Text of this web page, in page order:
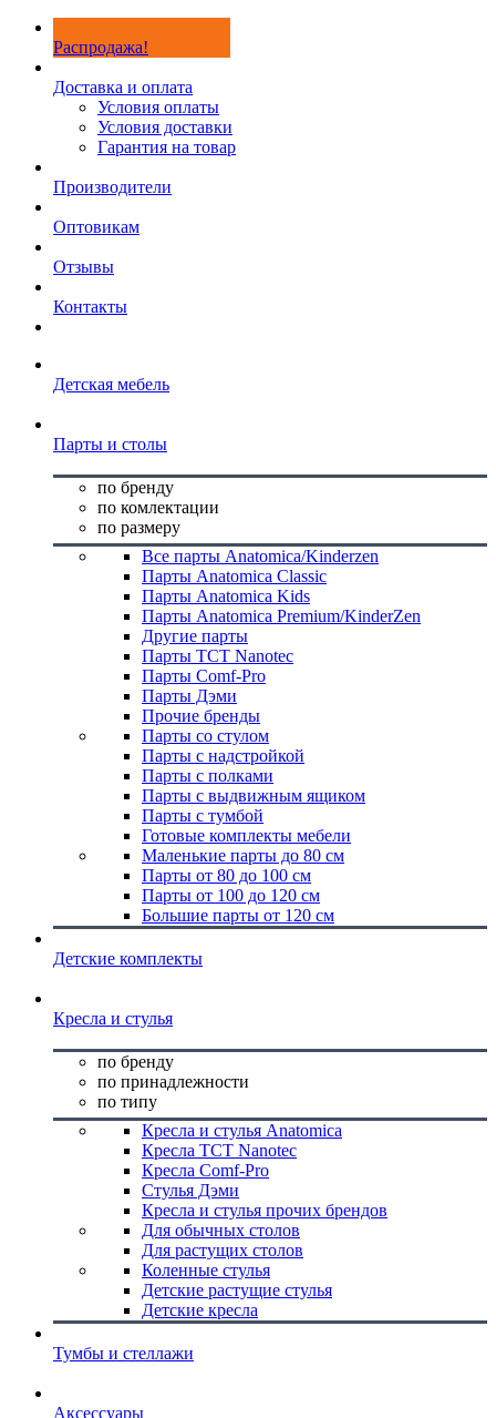
Распродажа!
Доставка и оплата
Условия оплаты
Условия доставки
Гарантия на товар
Производители
Оптовикам
Отзывы
Контакты
Детская мебель
Парты и столы
по бренду
по комлектации
по размеру
Все парты Anatomica/Kinderzen
Парты Anatomica Classic
Парты Anatomica Kids
Парты Anatomica Premium/KinderZen
Другие парты
Парты TCT Nanotec
Парты Comf-Pro
Парты Дэми
Прочие бренды
Парты со стулом
Парты с надстройкой
Парты с полками
Парты с выдвижным ящиком
Парты с тумбой
Готовые комплекты мебели
Маленькие парты до 80 см
Парты от 80 до 100 см
Парты от 100 до 120 см
Большие парты от 120 см
Детские комплекты
Кресла и стулья
по бренду
по принадлежности
по типу
Кресла и стулья Anatomica
Кресла TCT Nanotec
Кресла Comf-Pro
Стулья Дэми
Кресла и стулья прочих брендов
Для обычных столов
Для растущих столов
Коленные стулья
Детские растущие стулья
Детские кресла
Тумбы и стеллажи
Аксессуары